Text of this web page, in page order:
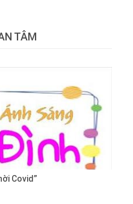
TÂM
Covid”